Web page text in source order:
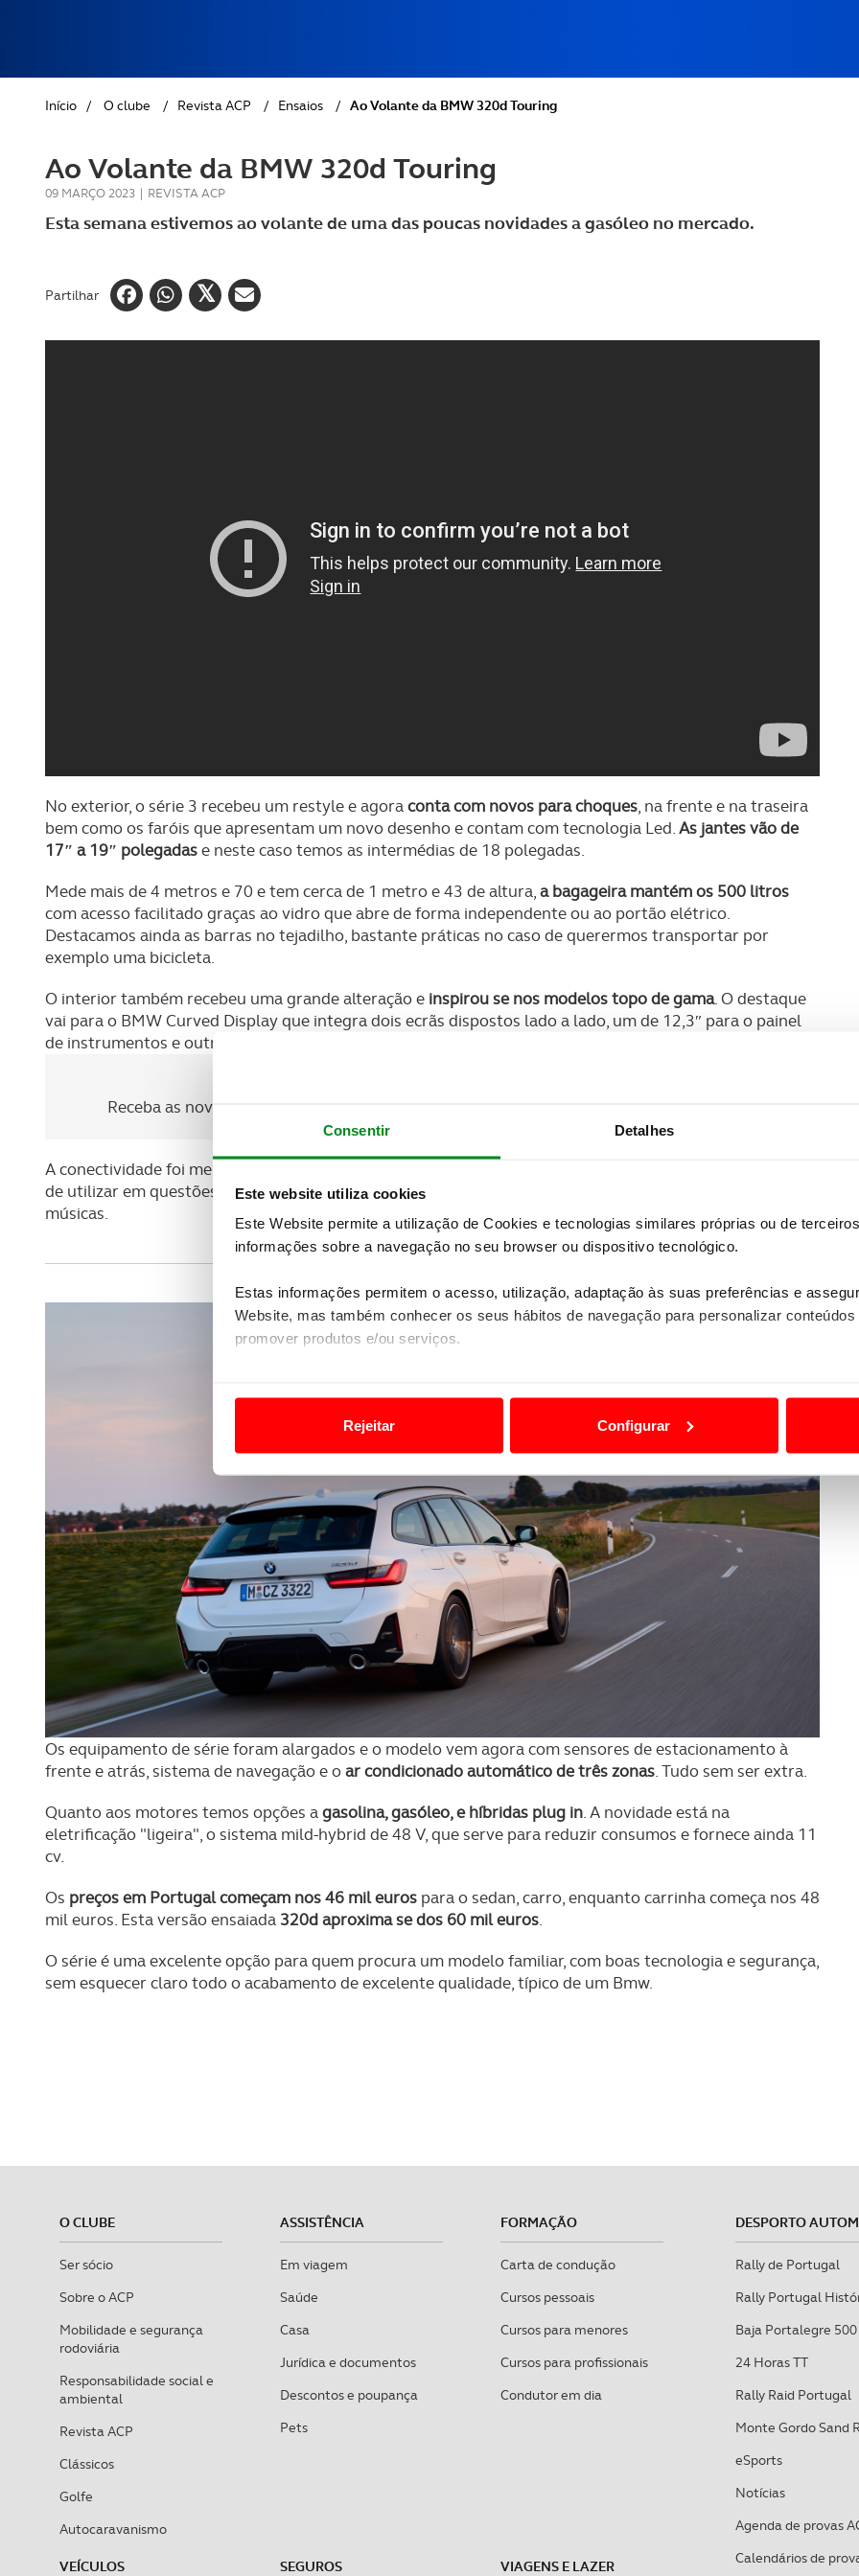
Consentir Detalhes
Este website utiliza cookies
Este Website permite a utilização de Cookies e tecnologias similares próprias ou de
informações sobre a navegação no seu browser ou dispositivo tecnológico.
Estas informações permitem o acesso, utilização, adaptação às suas preferências e
Website, mas também conhecer os seus hábitos de navegação para personalizar
promover produtos e/ou serviços.
Usamos cookies para melhorar a sua experiência digital, personalizar conteúdos e
funcionalidades de redes sociais, bem como para analisar dados de navegação no nosso
Adicionalmente partilhamos informação, relativa à sua utilização do nosso site de
e organizações na UE e em países terceiros.
O ACP garantirá que as transferências internacionais de dados pessoais serão realizadas
consentimento e quando tal se afigure estritamente necessário no contexto dos serviços a
Realçamos que o bloqueio de certo tipo de Cookies e tecnologias similares pode ter impacto
navegação no Website e nos serviços disponibilizados.
Rejeitar Configurar
GOLFE
AUTOCARAVANISMO
Início / O clube / Revista ACP / Ensaios / Ao Volante da BMW 320d Touring
Ao Volante da BMW 320d Touring
09 MARÇO 2023 | REVISTA ACP
Esta semana estivemos ao volante de uma das poucas novidades a gasóleo no mercado.
Partilhar
No exterior, o série 3 recebeu um restyle e agoraconta com novos para choques, na frente e na traseira
bem como os faróis que apresentam um novo desenho e contam com tecnologia Led.As jantes vão de
17″ a 19″ polegadase neste caso temos as intermédias de 18 polegadas.
Mede mais de 4 metros e 70 e tem cerca de 1 metro e 43 de altura,a bagageira mantém os 500 litros
com acesso facilitado graças ao vidro que abre de forma independente ou ao portão elétrico.
Destacamos ainda as barras no tejadilho, bastante práticas no caso de querermos transportar por
exemplo uma bicicleta.
O interior também recebeu uma grande alteração e inspirou se nos modelos topo de gama. O destaque
vai para o BMW Curved Display que integra dois ecrãs dispostos lado a lado, um de 12,3″ para o painel
de instrumentos e outro de 14,9″ para o infoentretenimento.
Receba as novidades do mundo automóvel e do universo ACP.
A conectividade foi melhorada
de utilizar em questões como emparelhar o telemóvel para atender chamadas ou reproduzir as nossas
músicas.
Os equipamento de série foram alargados e o modelo vem agora com sensores de estacionamento à
frente e atrás, sistema de navegação e oar condicionado automático de três zonas. Tudo sem ser extra.
Quanto aos motores temos opções agasolina, gasóleo, e híbridas plug in. A novidade está na
eletrificação "ligeira", o sistema mild-hybrid de 48 V, que serve para reduzir consumos e fornece ainda 11
cv.
Os preços em Portugal começam nos 46 mil euros para o sedan, carro, enquanto carrinha começa nos 48
mil euros. Esta versão ensaiada 320d aproxima se dos 60 mil euros.
O série é uma excelente opção para quem procura um modelo familiar, com boas tecnologia e segurança,
sem esquecer claro todo o acabamento de excelente qualidade, típico de um Bmw.
O CLUBE
Ser sócio
Sobre o ACP
Mobilidade e segurança
rodoviária
Responsabilidade social e
ambiental
Revista ACP
Clássicos
Golfe
Autocaravanismo
ASSISTÊNCIA
Em viagem
Saúde
Casa
Jurídica e documentos
Descontos e poupança
Pets
FORMAÇÃO
Carta de condução
Cursos pessoais
Cursos para menores
Cursos para profissionais
Condutor em dia
VEÍCULOS SEGUROS VIAGENS E LAZER
DESPORTO
Rally de Portugal
Rally Portugal
Baja Portalegre 500
24 Horas TT
Rally Raid Portugal
Monte Gordo Sand
eSports
Notícias
Agenda de provas
Calendários de